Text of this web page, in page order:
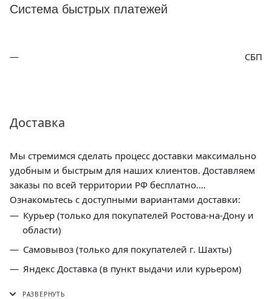
Система быстрых платежей
СБП
Доставка
Мы стремимся сделать процесс доставки максимально
удобным и быстрым для наших клиентов. Доставляем
заказы по всей территории РФ бесплатно.
Ознакомьтесь с доступными вариантами доставки:
Курьер (только для покупателей Ростова-на-Дону и
области)
Самовывоз (только для покупателей г. Шахты)
Яндекс Доставка (в пункт выдачи или курьером)